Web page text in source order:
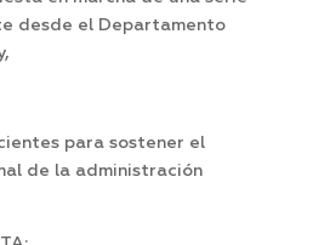
desde el Departamento
para sostener el
de la administración